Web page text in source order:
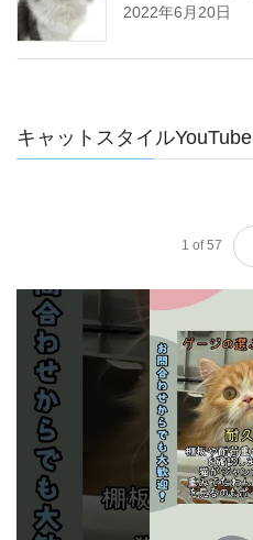
2022年6月20日
キャットスタイルYouTube
1 of 57